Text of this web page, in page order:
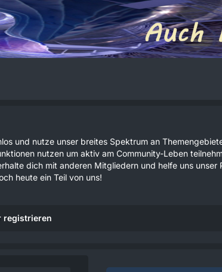
und nutze unser breites Spektrum an
nutzen um aktiv am Community-Leben
dich mit anderen Mitgliedern und helfe uns unser
heute ein Teil von uns!
registrieren